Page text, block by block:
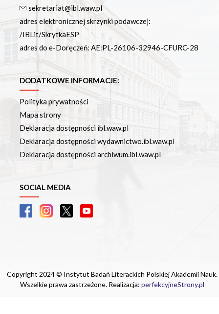
sekretariat@ibl.waw.pl
adres elektronicznej skrzynki podawczej:
/IBLit/SkrytkaESP
adres do e-Doręczeń: AE:PL-26106-32946-CFURC-28
DODATKOWE INFORMACJE:
Polityka prywatności
Mapa strony
Deklaracja dostępności ibl.waw.pl
Deklaracja dostępności wydawnictwo.ibl.waw.pl
Deklaracja dostępności archiwum.ibl.waw.pl
SOCIAL MEDIA
Copyright 2024 © Instytut Badań Literackich Polskiej Akademii Nauk.
Wszelkie prawa zastrzeżone. Realizacja: perfekcyjneStrony.pl